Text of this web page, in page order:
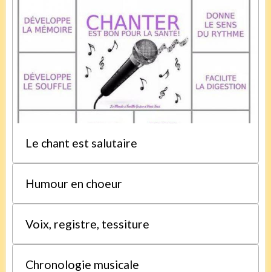
Le chant est salutaire
Humour en choeur
Voix, registre, tessiture
Chronologie musicale